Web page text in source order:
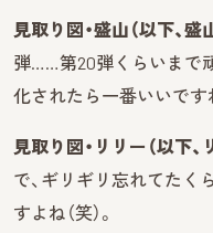
見取り図・盛山（以下、盛
弾……第20弾くらいまで
化されたら一番いいです
見取り図・リリー（以下、
で、ギリギリ忘れてたく
すよね（笑）。